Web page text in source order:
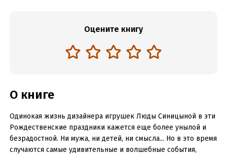
Оцените книгу
О книге
Одинокая жизнь дизайнера игрушек Люды Синицыной в эти
Рождественские праздники кажется еще более унылой и
безрадостной. Ни мужа, ни детей, ни смысла... Но в это время
случаются самые удивительные и волшебные события,